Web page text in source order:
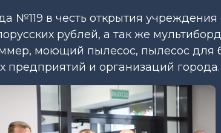
№119 в честь открытия учреждения
рублей, а так же
моющий пылесос, пылесос для
предприятий и организаций города.